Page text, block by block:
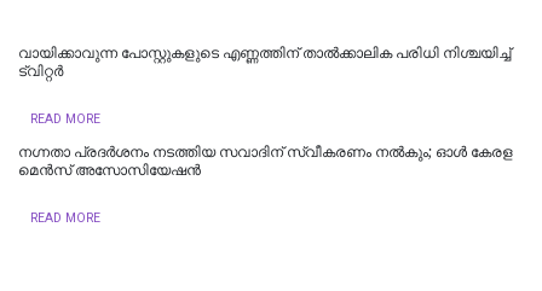
വാ​യി​ക്കാ​വു​ന്ന പോ​സ്റ്റു​ക​ളു​ടെ എ​ണ്ണ​ത്തി​ന് താ​ൽ​ക്കാ​ലി​ക പ​രി​ധി നി​ശ്ച​യി​ച്ച്
ട്വിറ്റർ
READ MORE
നഗ്നതാ പ്രദര്‍ശനം നടത്തിയ സവാദിന് സ്വീകരണം നല്‍കും; ഓൾ കേരള
മെൻസ് അസോസിയേഷൻ
READ MORE